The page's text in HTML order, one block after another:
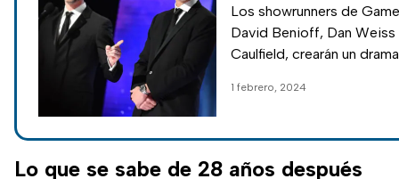
Los showrunners de
David Benioff, Dan Weiss
Caulfield, crearán un
1 febrero, 2024
Lo que se sabe de 28 años después